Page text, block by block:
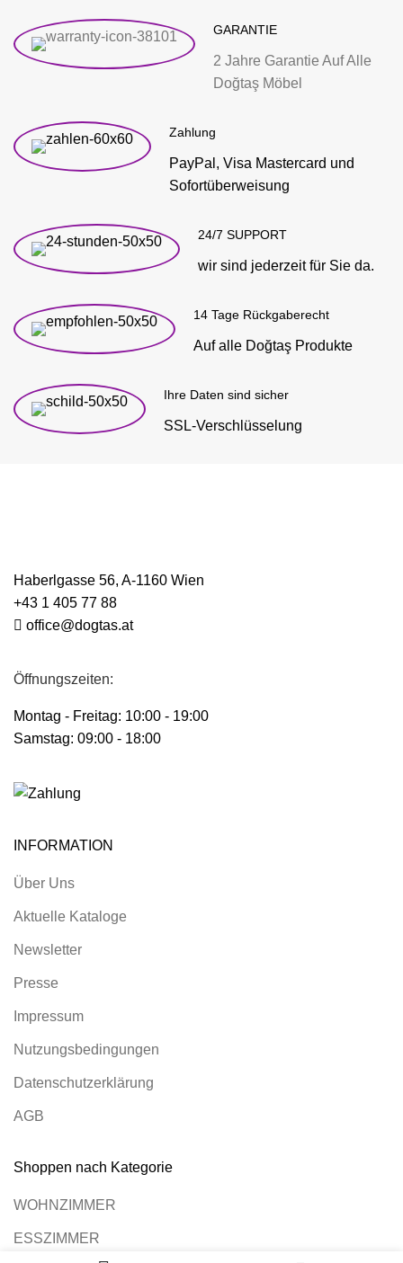
GARANTIE
2 Jahre Garantie Auf Alle
Doğtaş Möbel
Zahlung
PayPal, Visa Mastercard und
Sofortüberweisung
24/7 SUPPORT
wir sind jederzeit für Sie da.
14 Tage Rückgaberecht
Auf alle Doğtaş Produkte
Ihre Daten sind sicher
SSL-Verschlüsselung
Haberlgasse 56, A-1160 Wien
+43 1 405 77 88
office@dogtas.at
Öffnungszeiten:
Montag - Freitag: 10:00 - 19:00
Samstag: 09:00 - 18:00
INFORMATION
Über Uns
Aktuelle Kataloge
Newsletter
Presse
Impressum
Nutzungsbedingungen
Datenschutzerklärung
AGB
Shoppen nach Kategorie
WOHNZIMMER
ESSZIMMER